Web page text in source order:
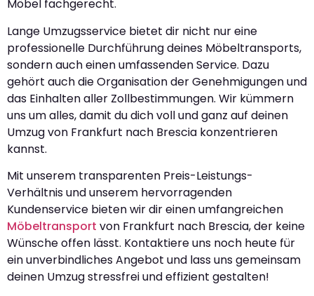
Möbel fachgerecht.
Lange Umzugsservice bietet dir nicht nur eine
professionelle Durchführung deines Möbeltransports,
sondern auch einen umfassenden Service. Dazu
gehört auch die Organisation der Genehmigungen und
das Einhalten aller Zollbestimmungen. Wir kümmern
uns um alles, damit du dich voll und ganz auf deinen
Umzug von Frankfurt nach Brescia konzentrieren
kannst.
Mit unserem transparenten Preis-Leistungs-
Verhältnis und unserem hervorragenden
Kundenservice bieten wir dir einen umfangreichen
Möbeltransport von Frankfurt nach Brescia, der keine
Wünsche offen lässt. Kontaktiere uns noch heute für
ein unverbindliches Angebot und lass uns gemeinsam
deinen Umzug stressfrei und effizient gestalten!